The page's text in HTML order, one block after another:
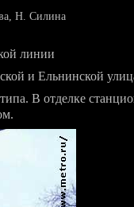
Н. Силина
линии
и Ельнинской
В отделке